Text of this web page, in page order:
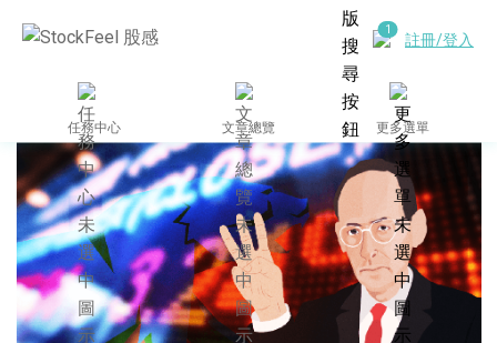
註冊/登入
任務中心 文章總覽 更多選單